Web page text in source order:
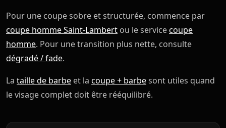
Pour une coupe sobre et structurée, commence par
coupe homme Saint-Lambert ou le servicecoupe
homme. Pour une transition plus nette, consulte
dégradé / fade.
La taille de barbe et la coupe + barbesont utiles quand
le visage complet doit être rééquilibré.